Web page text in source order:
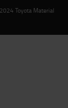
Toyota Material